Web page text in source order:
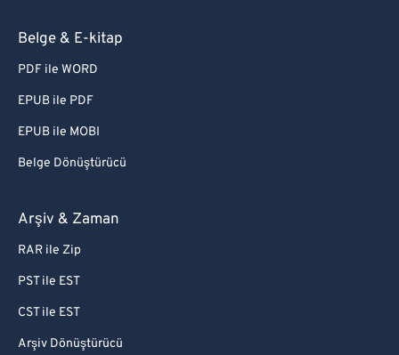
Belge & E-kitap
PDF ile WORD
EPUB ile PDF
EPUB ile MOBI
Belge Dönüştürücü
Arşiv & Zaman
RAR ile Zip
PST ile EST
CST ile EST
Arşiv Dönüştürücü